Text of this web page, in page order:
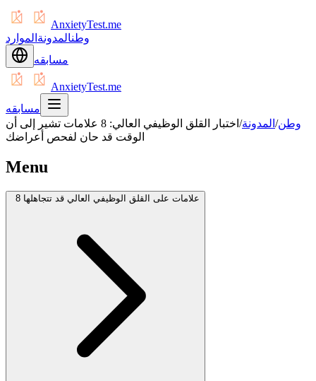
AnxietyTest.me
وطنالمدونة الموارد
مسابقه
AnxietyTest.me
مسابقه
وطن/ المدونة/
اختبار القلق الوظيفي العالي: 8 علامات تشير إلى أن
الوقت قد حان لفحص أعراضك
Menu
8 علامات على القلق الوظيفي العالي قد تتجاهلها